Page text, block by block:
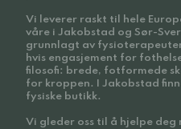
Vi leverer raskt til hele
våre i Jakobstad og Sør-
grunnlagt av
hvis engasjement for
filosofi: brede, fotformede
for kroppen. I Jakobstad
fysiske butikk.
Vi gleder oss til å hjelpe deg